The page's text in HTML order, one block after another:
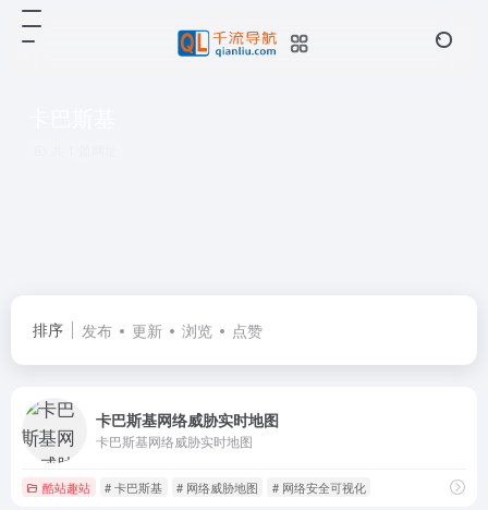
排序 发布 更新 浏览 点赞
卡巴斯基网络威胁实时地图
卡巴斯基网络威胁实时地图
酷站趣站 # 卡巴斯基 # 网络威胁地图 # 网络安全可视化